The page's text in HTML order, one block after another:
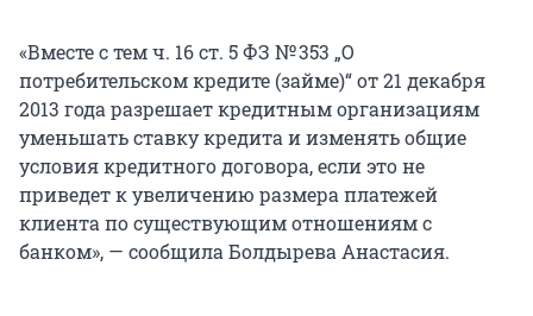
«Вместе с тем ч. 16 ст. 5 ФЗ № 353 „О
потребительском кредите (займе)“ от 21 декабря
2013 года разрешает кредитным организациям
уменьшать ставку кредита и изменять общие
условия кредитного договора, если это не
приведет к увеличению размера платежей
клиента по существующим отношениям с
банком», — сообщила Болдырева Анастасия.